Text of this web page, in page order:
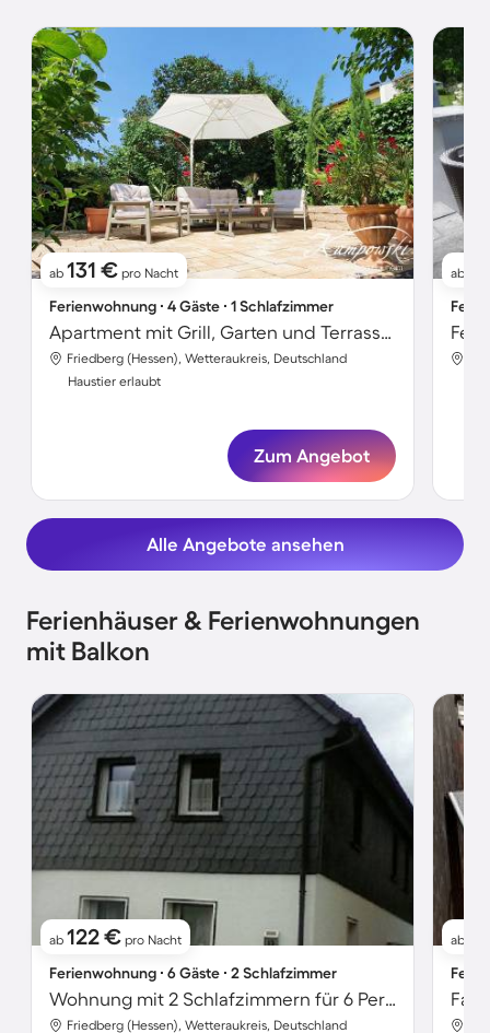
ab 131 € pro Nacht
Ferienwohnung ∙ 4 Gäste ∙ 1 Schlafzimmer
Apartment mit Grill, Garten und Terrasse | Gartenblick
Friedberg (Hessen), Wetteraukreis, Deutschland
Haustier erlaubt
Zum Angebot
ab
Alle Angebote ansehen
Ferienhäuser & Ferienwohnungen
mit Balkon
ab 122 € pro Nacht
Ferienwohnung ∙ 6 Gäste ∙ 2 Schlafzimmer
Wohnung mit 2 Schlafzimmern für 6 Personen
Friedberg (Hessen), Wetteraukreis, Deutschland
ab